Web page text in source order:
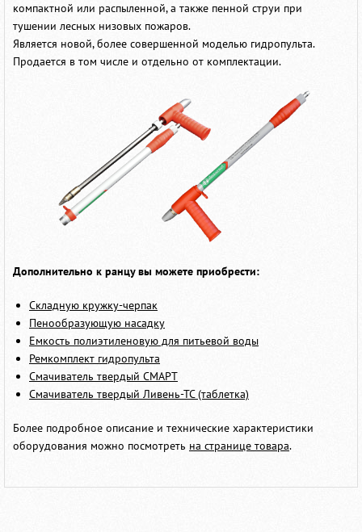
компактной или распыленной, а также пенной струи при
тушении лесных низовых пожаров.
Является новой, более совершенной моделью гидропульта.
Продается в том числе и отдельно от комплектации.
Дополнительно к ранцу вы можете приобрести:
Складную кружку-черпак
Пенообразующую насадку
Емкость полиэтиленовую для питьевой воды
Ремкомплект гидропульта
Смачиватель твердый СМАРТ
Смачиватель твердый Ливень-ТС (таблетка)
Более подробное описание и технические характеристики
оборудования можно посмотреть на странице товара.